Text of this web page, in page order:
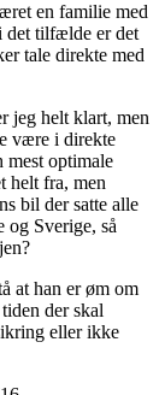
en familie med
det tilfælde er det
tale direkte med
jeg helt klart, men
være i direkte
mest optimale
helt fra, men
bil der satte alle
og Sverige, så
at han er øm om
der skal
eller ikke